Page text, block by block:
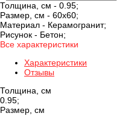
Толщина, cм - 0.95;
Размер, см - 60x60;
Материал - Керамогранит;
Рисунок - Бетон;
Все характеристики
Характеристики
Отзывы
Толщина, cм
0.95;
Размер, см